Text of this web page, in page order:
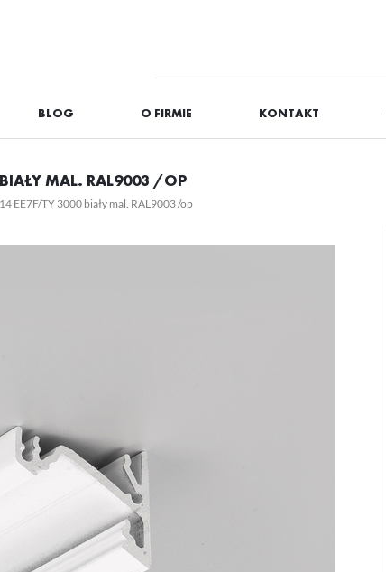
BLOG O FIRMIE KONTAKT
BIAŁY MAL. RAL9003 /OP
EE7F/TY 3000 biały mal. RAL9003 /op